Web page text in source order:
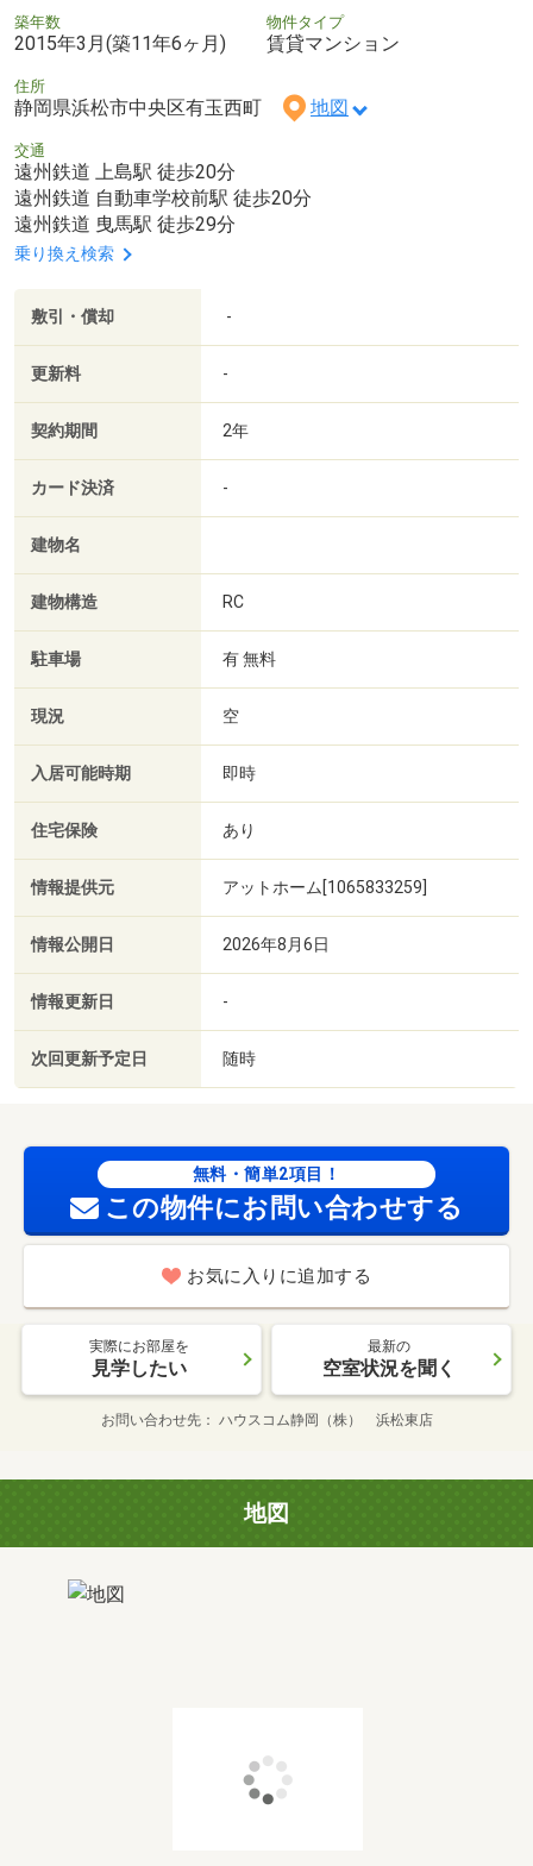
築年数
2015年3月(築11年6ヶ月)
物件タイプ
賃貸マンション
住所
静岡県浜松市中央区有玉西町 地図
交通
遠州鉄道 上島駅 徒歩20分
遠州鉄道 自動車学校前駅 徒歩20分
遠州鉄道 曳馬駅 徒歩29分
乗り換え検索
敷引・償却 -
更新料 -
契約期間 2年
カード決済 -
建物名
建物構造 RC
駐車場 有 無料
現況 空
入居可能時期 即時
住宅保険 あり
情報提供元 アットホーム[1065833259]
情報公開日 2026年8月6日
情報更新日 -
次回更新予定日 随時
無料・簡単2項目！
この物件にお問い合わせする
お気に入りに追加する
実際にお部屋を
見学したい
最新の
空室状況を聞く
お問い合わせ先 ハウスコム静岡（株） 浜松東店
地図